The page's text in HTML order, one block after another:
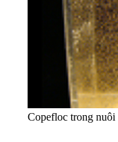
Copefloc trong nuôi